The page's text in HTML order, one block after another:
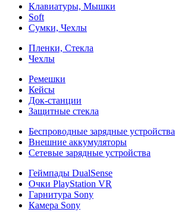
Клавиатуры, Мышки
Soft
Сумки, Чехлы
Пленки, Стекла
Чехлы
Ремешки
Кейсы
Док-станции
Защитные стекла
Беспроводные зарядные устройства
Внешние аккумуляторы
Сетевые зарядные устройства
Геймпады DualSense
Очки PlayStation VR
Гарнитура Sony
Камера Sony